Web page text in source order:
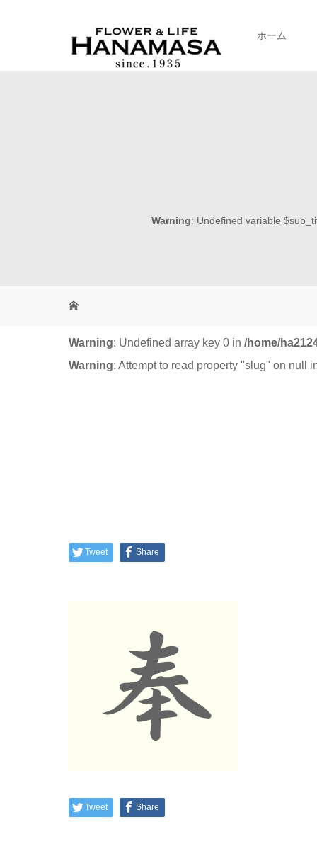
ホーム
Warning: Undefined variable
Warning: Undefined array key 0 in /home/
Warning: Attempt to read property "slug" on null
Tweet Share
Tweet Share